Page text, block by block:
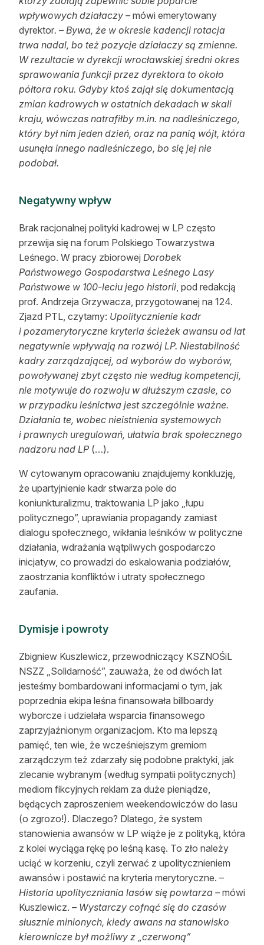
wpływowych działaczy – mówi emerytowany
dyrektor. – Bywa, że w okresie kadencji rotacja
trwa nadal, bo też pozycje działaczy są zmienne.
W rezultacie w dyrekcji wrocławskiej średni okres
sprawowania funkcji przez dyrektora to około
półtora roku. Gdyby ktoś zajął się dokumentacją
zmian kadrowych w ostatnich dekadach w skali
kraju, wówczas natrafiłby m.in. na nadleśniczego,
który był nim jeden dzień, oraz na panią wójt, która
usunęła innego nadleśniczego, bo się jej nie
podobał.
Negatywny wpływ
Brak racjonalnej polityki kadrowej w LP często
przewija się na forum Polskiego Towarzystwa
Leśnego. W pracy zbiorowej Dorobek
Państwowego Gospodarstwa Leśnego Lasy
Państwowe w 100-leciu jego historii, pod redakcją
prof. Andrzeja Grzywacza, przygotowanej na 124.
Zjazd PTL, czytamy: Upolitycznienie kadr
i pozamerytoryczne kryteria ścieżek awansu od lat
negatywnie wpływają na rozwój LP. Niestabilność
kadry zarządzającej, od wyborów do wyborów,
powoływanej zbyt często nie według kompetencji,
nie motywuje do rozwoju w dłuższym czasie, co
w przypadku leśnictwa jest szczególnie ważne.
Działania te, wobec nieistnienia systemowych
i prawnych uregulowań, ułatwia brak społecznego
nadzoru nad LP (…).
W cytowanym opracowaniu znajdujemy konkluzję,
że upartyjnienie kadr stwarza pole do
koniunkturalizmu, traktowania LP jako „łupu
politycznego”, uprawiania propagandy zamiast
dialogu społecznego, wikłania leśników w polityczne
działania, wdrażania wątpliwych gospodarczo
inicjatyw, co prowadzi do eskalowania podziałów,
zaostrzania konfliktów i utraty społecznego
zaufania.
Dymisje i powroty
Zbigniew Kuszlewicz, przewodniczący KSZNOŚiL
NSZZ „Solidarność”, zauważa, że od dwóch lat
jesteśmy bombardowani informacjami o tym, jak
poprzednia ekipa leśna finansowała billboardy
wyborcze i udzielała wsparcia finansowego
zaprzyjaźnionym organizacjom. Kto ma lepszą
pamięć, ten wie, że wcześniejszym gremiom
zarządczym też zdarzały się podobne praktyki, jak
zlecanie wybranym (według sympatii politycznych)
mediom fikcyjnych reklam za duże pieniądze,
będących zaproszeniem weekendowiczów do lasu
(o zgrozo!). Dlaczego? Dlatego, że system
stanowienia awansów w LP wiąże je z polityką, która
z kolei wyciąga rękę po leśną kasę. To zło należy
uciąć w korzeniu, czyli zerwać z upolitycznieniem
awansów i postawić na kryteria merytoryczne. –
Historia upolityczniania lasów się powtarza – mówi
Kuszlewicz. – Wystarczy cofnąć się do czasów
słusznie minionych, kiedy awans na stanowisko
kierownicze był możliwy z „czerwoną”